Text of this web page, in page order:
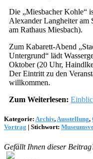
Die „Miesbacher Kohle“
Alexander Langheiter am
am Rathaus Miesbach).
Zum Kabarett-Abend
Untergrund“ lädt
Oktober (20 Uhr,
Der Eintritt zu den
willkommen.
Zum Weiterlesen:
Kategorie: Archiv,Ausstellung,
Vortrag | Stichwort:
Gefällt Ihnen dieser